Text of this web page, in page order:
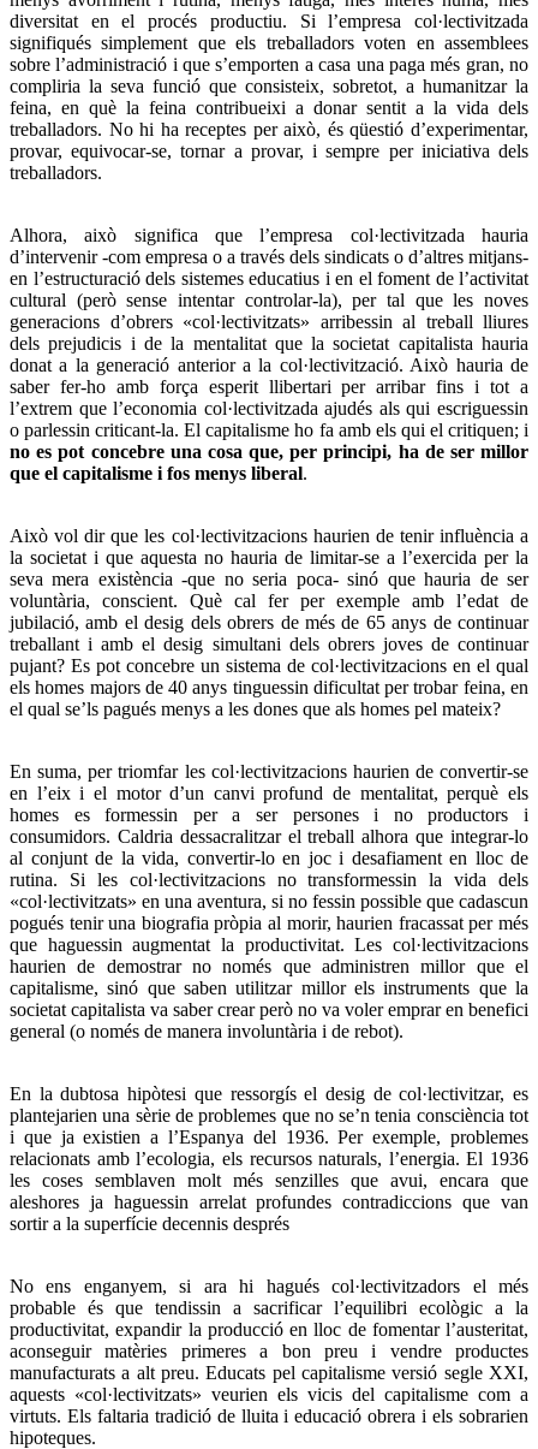
diversitat en el procés productiu. Si l’empresa col·lectivitzada
signifiqués simplement que els treballadors voten en assemblees
sobre l’administració i que s’emporten a casa una paga més gran, no
compliria la seva funció que consisteix, sobretot, a humanitzar la
feina, en què la feina contribueixi a donar sentit a la vida dels
treballadors. No hi ha receptes per això, és qüestió d’experimentar,
provar, equivocar-se, tornar a provar, i sempre per iniciativa dels
treballadors.
Alhora, això significa que l’empresa col·lectivitzada hauria
d’intervenir -com empresa o a través dels sindicats o d’altres mitjans-
en l’estructuració dels sistemes educatius i en el foment de l’activitat
cultural (però sense intentar controlar-la), per tal que les noves
generacions d’obrers «col·lectivitzats» arribessin al treball lliures
dels prejudicis i de la mentalitat que la societat capitalista hauria
donat a la generació anterior a la col·lectivització. Això hauria de
saber fer-ho amb força esperit llibertari per arribar fins i tot a
l’extrem que l’economia col·lectivitzada ajudés als qui escriguessin
o parlessin criticant-la. El capitalisme ho fa amb els qui el critiquen; i
no es pot concebre una cosa que, per principi, ha de ser millor
que el capitalisme i fos menys liberal.
Això vol dir que les col·lectivitzacions haurien de tenir influència a
la societat i que aquesta no hauria de limitar-se a l’exercida per la
seva mera existència -que no seria poca- sinó que hauria de ser
voluntària, conscient. Què cal fer per exemple amb l’edat de
jubilació, amb el desig dels obrers de més de 65 anys de continuar
treballant i amb el desig simultani dels obrers joves de continuar
pujant? Es pot concebre un sistema de col·lectivitzacions en el qual
els homes majors de 40 anys tinguessin dificultat per trobar feina, en
el qual se’ls pagués menys a les dones que als homes pel mateix?
En suma, per triomfar les col·lectivitzacions haurien de convertir-se
en l’eix i el motor d’un canvi profund de mentalitat, perquè els
homes es formessin per a ser persones i no productors i
consumidors. Caldria dessacralitzar el treball alhora que integrar-lo
al conjunt de la vida, convertir-lo en joc i desafiament en lloc de
rutina. Si les col·lectivitzacions no transformessin la vida dels
«col·lectivitzats» en una aventura, si no fessin possible que cadascun
pogués tenir una biografia pròpia al morir, haurien fracassat per més
que haguessin augmentat la productivitat. Les col·lectivitzacions
haurien de demostrar no només que administren millor que el
capitalisme, sinó que saben utilitzar millor els instruments que la
societat capitalista va saber crear però no va voler emprar en benefici
general (o només de manera involuntària i de rebot).
En la dubtosa hipòtesi que ressorgís el desig de col·lectivitzar, es
plantejarien una sèrie de problemes que no se’n tenia consciència tot
i que ja existien a l’Espanya del 1936. Per exemple, problemes
relacionats amb l’ecologia, els recursos naturals, l’energia. El 1936
les coses semblaven molt més senzilles que avui, encara que
aleshores ja haguessin arrelat profundes contradiccions que van
sortir a la superfície decennis després
No ens enganyem, si ara hi hagués col·lectivitzadors el més
probable és que tendissin a sacrificar l’equilibri ecològic a la
productivitat, expandir la producció en lloc de fomentar l’austeritat,
aconseguir matèries primeres a bon preu i vendre productes
manufacturats a alt preu. Educats pel capitalisme versió segle XXI,
aquests «col·lectivitzats» veurien els vicis del capitalisme com a
virtuts. Els faltaria tradició de lluita i educació obrera i els sobrarien
hipoteques.